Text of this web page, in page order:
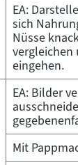
EA:
sich
Nüsse
vergleichen
eingehen.
EA: Bilder
Mit